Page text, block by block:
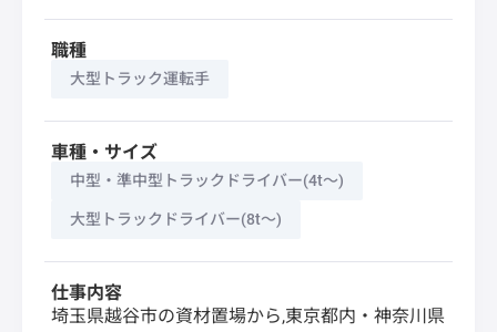
職種
大型トラック運転手
車種・サイズ
中型・準中型トラックドライバー(4t～)
大型トラックドライバー(8t～)
仕事内容
埼玉県越谷市の資材置場から,東京都内・神奈川県